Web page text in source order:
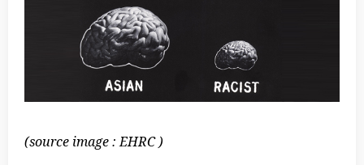
(source image : EHRC )